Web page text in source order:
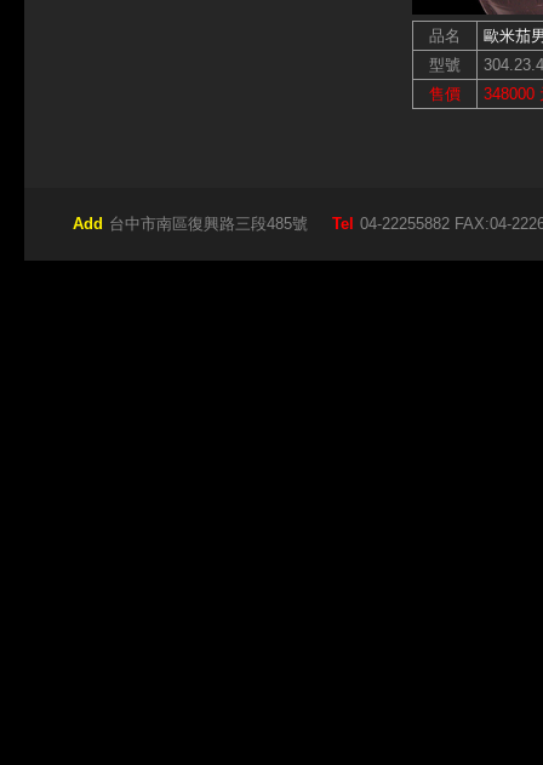
品名
歐米茄
型號
售價
348000
Add 台中市南區復興路三段485號 Tel 04-22255882 FAX:04-